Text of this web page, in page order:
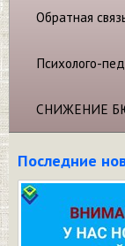
Обратная
Психолого-
СНИЖЕНИЕ
Последние